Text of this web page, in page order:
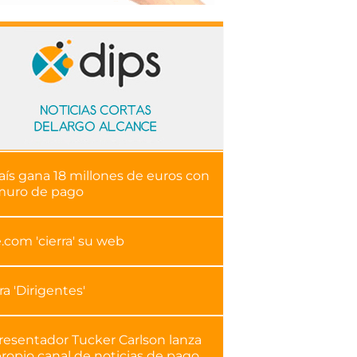
gana 18 millones de euros con
de pago
'cierra' su web
'Dirigentes'
Tucker Carlson lanza